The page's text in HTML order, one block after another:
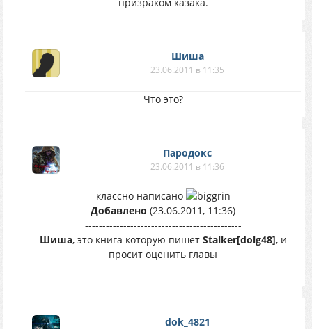
Шиша
23.06.2011 в 11:35
Что это?
Пародокс
23.06.2011 в 11:36
классно написано
Добавлено (23.06.2011, 11:36)
---------------------------------------------
Шиша, это книга которую пишет Stalker[dolg48], и
просит оценить главы
dok_4821